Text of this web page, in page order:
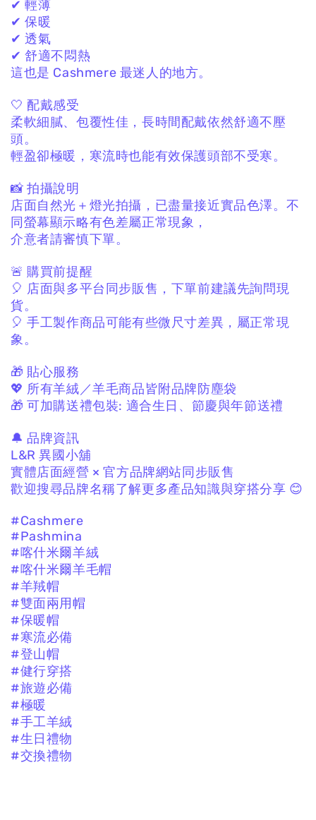
✔ 輕薄
✔ 保暖
✔ 透氣
✔ 舒適不悶熱
這也是 Cashmere 最迷人的地方。
🤍 配戴感受
柔軟細膩、包覆性佳，長時間配戴依然舒適不壓
頭。
輕盈卻極暖， 寒流時也能有效保護頭部不受寒。
📸 拍攝說明
店面自然光＋燈光拍攝， 已盡量接近實品色澤。 不
同螢幕顯示略有色差屬正常現象，
介意者請審慎下單。
🚨 購買前提醒
🎈 店面與多平台同步販售， 下單前建議先詢問現
貨。
🎈 手工製作商品可能有些微尺寸差異， 屬正常現
象。
🎁 貼心服務
💖 所有羊絨／羊毛商品皆附品牌防塵袋
🎁 可加購送禮包裝: 適合生日、節慶與年節送禮
🔔 品牌資訊
L&R 異國小舖
實體店面經營 × 官方品牌網站同步販售
歡迎搜尋品牌名稱了解更多產品知識與穿搭分享 😊
#Cashmere
#Pashmina
#喀什米爾羊絨
#喀什米爾羊毛帽
#羊羢帽
#雙面兩用帽
#保暖帽
#寒流必備
#登山帽
#健行穿搭
#旅遊必備
#極暖
#手工羊絨
#生日禮物
#交換禮物